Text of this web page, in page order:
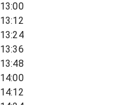
13:00
13:12
13:24
13:36
13:48
14:00
14:12